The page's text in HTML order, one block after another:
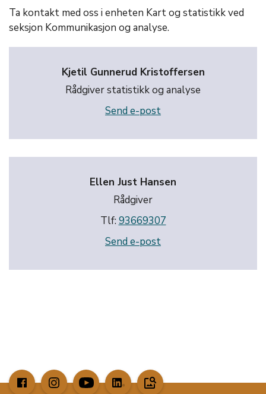
Ta kontakt med oss i enheten Kart og statistikk ved
seksjon Kommunikasjon og analyse.
Kjetil Gunnerud Kristoffersen
Rådgiver statistikk og analyse
Send e-post
Ellen Just Hansen
Rådgiver
Tlf: 93669307
Send e-post
image_search